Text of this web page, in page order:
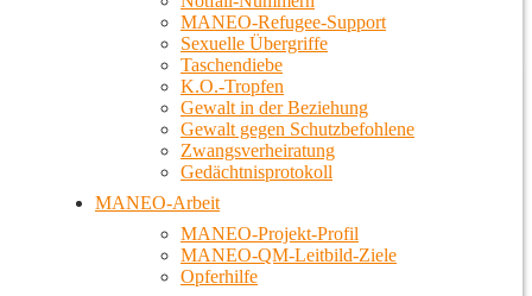
MANEO-Refugee-Support
Sexuelle Übergriffe
Taschendiebe
K.O.-Tropfen
Gewalt in der Beziehung
Gewalt gegen Schutzbefohlene
Zwangsverheiratung
Gedächtnisprotokoll
MANEO-Arbeit
MANEO-Projekt-Profil
MANEO-QM-Leitbild-Ziele
Opferhilfe